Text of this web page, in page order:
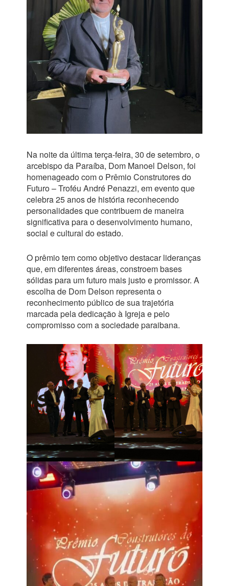
Na noite da última terça-feira, 30 de setembro, o
arcebispo da Paraíba, Dom Manoel Delson, foi
homenageado com o Prêmio Construtores do
Futuro – Troféu André Penazzi, em evento que
celebra 25 anos de história reconhecendo
personalidades que contribuem de maneira
significativa para o desenvolvimento humano,
social e cultural do estado.
O prêmio tem como objetivo destacar lideranças
que, em diferentes áreas, constroem bases
sólidas para um futuro mais justo e promissor. A
escolha de Dom Delson representa o
reconhecimento público de sua trajetória
marcada pela dedicação à Igreja e pelo
compromisso com a sociedade paraibana.